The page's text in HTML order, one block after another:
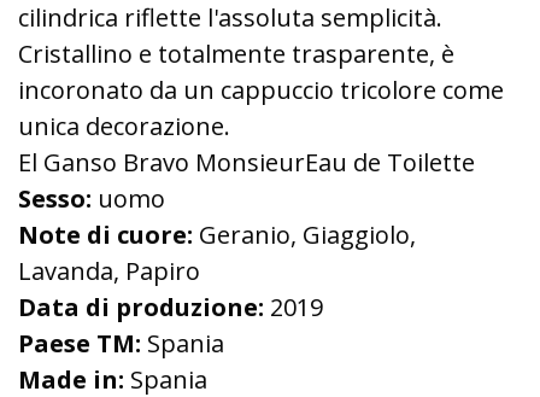
cilindrica riflette l'assoluta semplicità.
Cristallino e totalmente trasparente, è
incoronato da un cappuccio tricolore come
unica decorazione.
El Ganso Bravo MonsieurEau de Toilette
Sesso: uomo
Note di cuore: Geranio, Giaggiolo,
Lavanda, Papiro
Data di produzione: 2019
Paese TM: Spania
Made in: Spania